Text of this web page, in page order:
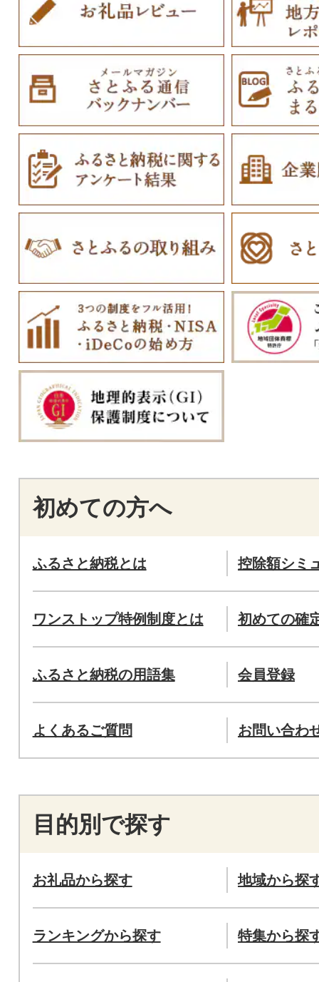
初めての方へ
ふるさと納税とは 控除額シミ
ワンストップ特例制度とは 初めての確
ふるさと納税の用語集 会員登録
よくあるご質問 お問い合わ
目的別で探す
お礼品から探す 地域から探
ランキングから探す 特集から探